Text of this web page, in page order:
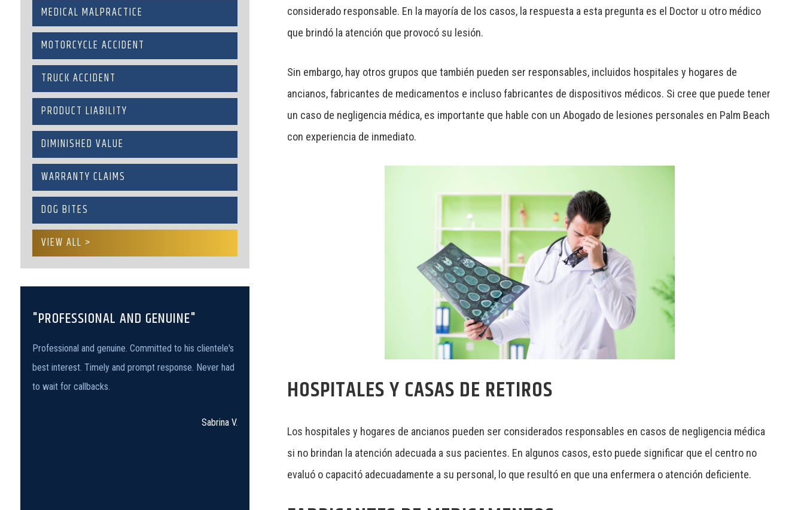
MEDICAL MALPRACTICE
MOTORCYCLE ACCIDENT
TRUCK ACCIDENT
PRODUCT LIABILITY
DIMINISHED VALUE
WARRANTY CLAIMS
DOG BITES
VIEW ALL >
"PROFESSIONAL AND GENUINE"
Professional and genuine. Committed to his clientele's
best interest. Timely and prompt response. Never had
to wait for callbacks.
Sabrina V.
considerado responsable. En la mayoría de los casos, la respuesta a esta pregunta es el Doctor u otro médico
que brindó la atención que provocó su lesión.
Sin embargo, hay otros grupos que también pueden ser responsables, incluidos hospitales y hogares de
ancianos, fabricantes de medicamentos e incluso fabricantes de dispositivos médicos. Si cree que puede tener
un caso de negligencia médica, es importante que hable con un Abogado de lesiones personales en Palm Beach
con experiencia de inmediato.
HOSPITALES Y CASAS DE RETIROS
Los hospitales y hogares de ancianos pueden ser considerados responsables en casos de negligencia médica
si no brindan la atención adecuada a sus pacientes. En algunos casos, esto puede significar que el centro no
evaluó o capacitó adecuadamente a su personal, lo que resultó en que una enfermera o atención deficiente.